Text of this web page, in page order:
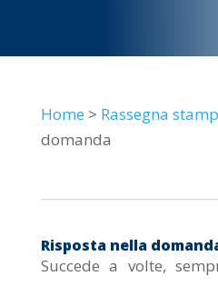
Home > Rassegna
domanda
Risposta nella
Succede a volte,